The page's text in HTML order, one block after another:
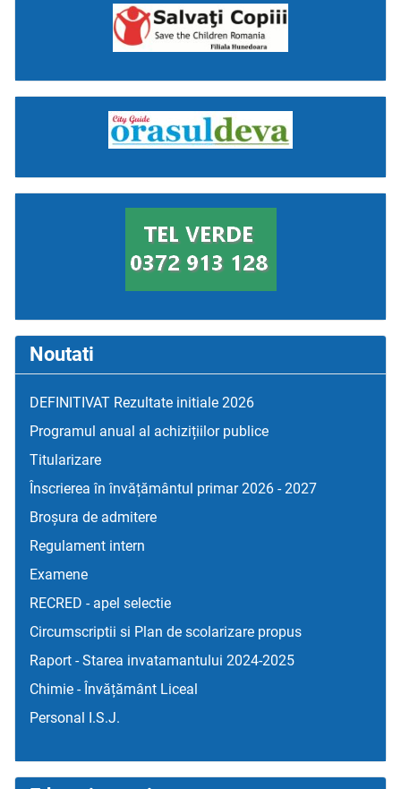
Noutati
DEFINITIVAT Rezultate initiale 2026
Programul anual al achizițiilor publice
Titularizare
Înscrierea în învățământul primar 2026 - 2027
Broșura de admitere
Regulament intern
Examene
RECRED - apel selectie
Circumscriptii si Plan de scolarizare propus
Raport - Starea invatamantului 2024-2025
Chimie - Învățământ Liceal
Personal I.S.J.